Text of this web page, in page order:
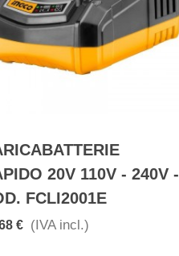
20V 110V - 240V -
FCLI2001E
€ (IVA incl.)